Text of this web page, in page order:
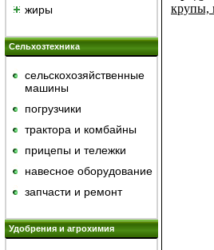
жиры
Сельхозтехника
сельскохозяйственные
машины
погрузчики
трактора и комбайны
прицепы и тележки
навесное оборудование
запчасти и ремонт
Удобрения и агрохимия
крупы,